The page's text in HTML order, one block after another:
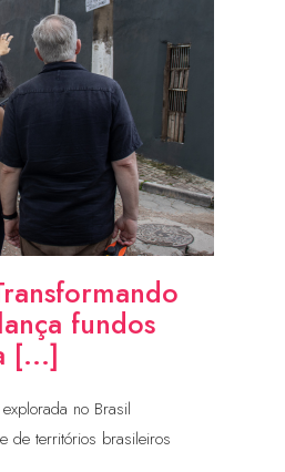
fundos
[...]
no Brasil
de territórios brasileiros